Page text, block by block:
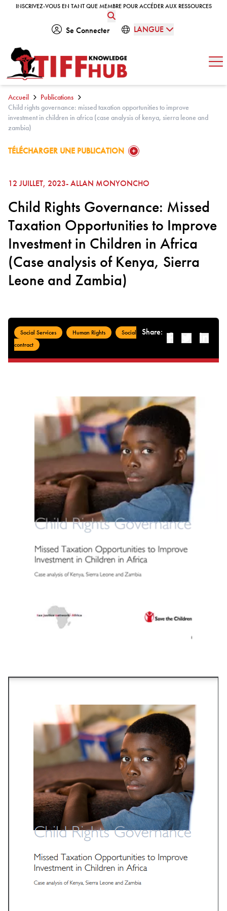
Skip to content
INSCRIVEZ-VOUS EN TANT QUE MEMBRE POUR ACCÉDER AUX RESSOURCES
INSCRIVEZ-VOUS EN TANT QUE MEMBRE POUR ACCÉDER AUX RESSOURCES
Se Connecter LANGUE
Accueil
Publications
Child rights governance: missed taxation opportunities to improve
investment in children in africa (case analysis of kenya, sierra leone and
zambia)
TÉLÉCHARGER UNE PUBLICATION
GO TO:
12 JUILLET, 2023- ALLAN MONYONCHO
Child Rights Governance: Missed
Taxation Opportunities to Improve
Investment in Children in Africa
(Case analysis of Kenya, Sierra
Leone and Zambia)
Social Services Human Rights
Social
contract
Share: